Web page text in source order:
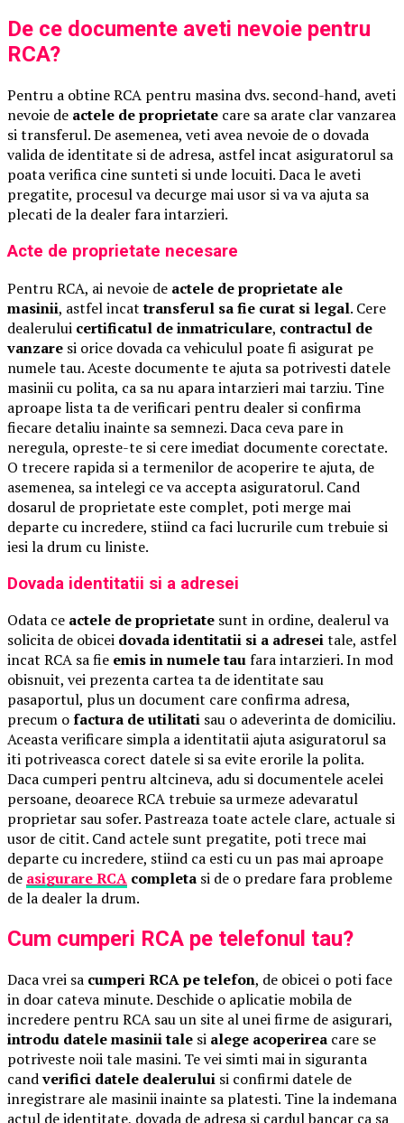
De ce documente aveti nevoie pentru
RCA?
Pentru a obtine RCA pentru masina dvs. second-hand, aveti
nevoie de actele de proprietate care sa arate clar vanzarea
si transferul. De asemenea, veti avea nevoie de o dovada
valida de identitate si de adresa, astfel incat asiguratorul sa
poata verifica cine sunteti si unde locuiti. Daca le aveti
pregatite, procesul va decurge mai usor si va va ajuta sa
plecati de la dealer fara intarzieri.
Acte de proprietate necesare
Pentru RCA, ai nevoie de actele de proprietate ale
masinii, astfel incattransferul sa fie curat si legal. Cere
dealerului certificatul de inmatriculare, contractul de
vanzare si orice dovada ca vehiculul poate fi asigurat pe
numele tau. Aceste documente te ajuta sa potrivesti datele
masinii cu polita, ca sa nu apara intarzieri mai tarziu. Tine
aproape lista ta de verificari pentru dealer si confirma
fiecare detaliu inainte sa semnezi. Daca ceva pare in
neregula, opreste-te si cere imediat documente corectate.
O trecere rapida si a termenilor de acoperire te ajuta, de
asemenea, sa intelegi ce va accepta asiguratorul. Cand
dosarul de proprietate este complet, poti merge mai
departe cu incredere, stiind ca faci lucrurile cum trebuie si
iesi la drum cu liniste.
Dovada identitatii si a adresei
Odata ce actele de proprietate sunt in ordine, dealerul va
solicita de obicei dovada identitatii si a adreseitale, astfel
incat RCA sa fie emis in numele taufara intarzieri. In mod
obisnuit, vei prezenta cartea ta de identitate sau
pasaportul, plus un document care confirma adresa,
precum ofactura de utilitati sau o adeverinta de domiciliu.
Aceasta verificare simpla a identitatii ajuta asiguratorul sa
iti potriveasca corect datele si sa evite erorile la polita.
Daca cumperi pentru altcineva, adu si documentele acelei
persoane, deoarece RCA trebuie sa urmeze adevaratul
proprietar sau sofer. Pastreaza toate actele clare, actuale si
usor de citit. Cand actele sunt pregatite, poti trece mai
departe cu incredere, stiind ca esti cu un pas mai aproape
de asigurare RCA completa si de o predare fara probleme
de la dealer la drum.
Cum cumperi RCA pe telefonul tau?
Daca vrei sa cumperi RCA pe telefon, de obicei o poti face
in doar cateva minute. Deschide o aplicatie mobila de
incredere pentru RCA sau un site al unei firme de asigurari,
introdu datele masinii tale si alege acoperirea care se
potriveste noii tale masini. Te vei simti mai in siguranta
candverifici datele dealerului si confirmi datele de
inregistrare ale masinii inainte sa platesti. Tine la indemana
actul de identitate, dovada de adresa si cardul bancar ca sa